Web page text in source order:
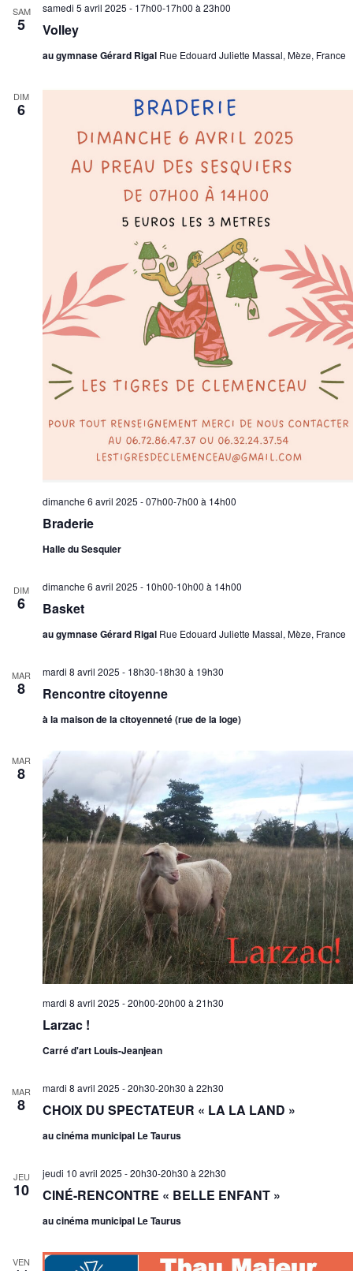
SAM
5 Volley
samedi 5 avril 2025 - 17h00-17h00 à23h00
au gymnase Gérard Rigal Rue Edouard Juliette Massal, Mèze, France
DIM
6
Braderie
dimanche 6 avril 2025 - 07h00-7h00 à 14h00
Halle du Sesquier
DIM
6 Basket
dimanche 6 avril 2025 - 10h00-10h00 à 14h00
au gymnase Gérard Rigal Rue Edouard Juliette Massal, Mèze, France
MAR
8 Rencontre citoyenne
mardi 8 avril 2025 - 18h30-18h30 à 19h30
à la maison de la citoyenneté (rue de la loge)
MAR
8
Larzac !
mardi 8 avril 2025 - 20h00-20h00 à 21h30
Carré d'art Louis-Jeanjean
MAR
8 CHOIX DU SPECTATEUR « LA LA LAND »
mardi 8 avril 2025 - 20h30-20h30 à 22h30
au cinéma municipal Le Taurus
JEU
10 CINÉ-RENCONTRE « BELLE ENFANT »
jeudi 10 avril 2025 - 20h30-20h30 à 22h30
au cinéma municipal Le Taurus
VEN